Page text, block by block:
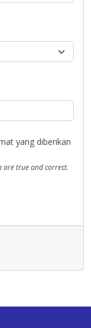
yang diberikan
are true and correct.